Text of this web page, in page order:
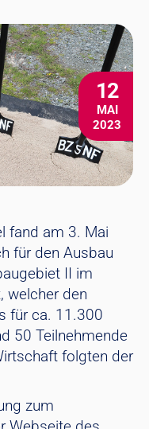
12
MAI
2023
fand am 3. Mai
für den Ausbau
II im
welcher den
für ca. 11.300
50 Teilnehmende
folgten der
zum